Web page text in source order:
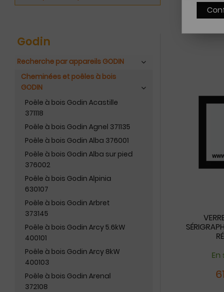
Godin
Recherche par appareils GODIN
Cheminées et poêles à bois
GODIN
Poêle à bois Godin Acastille
371118
Poêle à bois Godin Agnel 371135
Poêle à bois Godin Alba 376001
Poêle à bois Godin Alba sur pied
376002
Poêle à bois Godin Alpinia
630107
Poêle à bois Godin Arbret
373145
Poêle à bois Godin Arcy 5.6kW
400101
Poêle à bois Godin Arcy 8kW
400103
Poêle à bois Godin Arenal
372108